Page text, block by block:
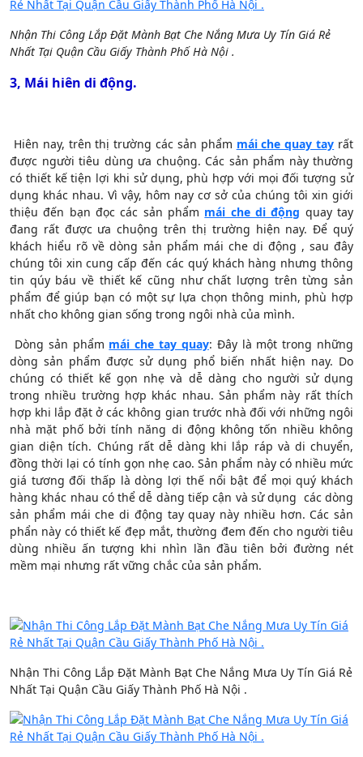
Nhận Thi Công Lắp Đặt Mành Bạt Che Nắng Mưa Uy Tín Giá Rẻ
Nhất Tại Quận Cầu Giấy Thành Phố Hà Nội .
3, Mái hiên di động.
Hiên nay, trên thị trường các sản phẩm mái che quay tay rất
được người tiêu dùng ưa chuộng. Các sản phẩm này thường
có thiết kế tiện lợi khi sử dụng, phù hợp với mọi đối tượng sử
dụng khác nhau. Vì vậy, hôm nay cơ sở của chúng tôi xin giới
thiệu đến bạn đọc các sản phẩm mái che di động quay tay
đang rất được ưa chuộng trên thị trường hiện nay. Để quý
khách hiểu rõ về dòng sản phẩm mái che di động , sau đây
chúng tôi xin cung cấp đến các quý khách hàng nhưng thông
tin qúy báu về thiết kế cũng như chất lượng trên từng sản
phẩm để giúp bạn có một sự lựa chọn thông minh, phù hợp
nhất cho không gian sống trong ngôi nhà của mình.
Dòng sản phẩm mái che tay quay: Đây là một trong những
dòng sản phẩm được sử dụng phổ biến nhất hiện nay. Do
chúng có thiết kế gọn nhẹ và dễ dàng cho người sử dụng
trong nhiều trường hợp khác nhau. Sản phẩm này rất thích
hợp khi lắp đặt ở các không gian trước nhà đối với những ngôi
nhà mặt phố bởi tính năng di động không tốn nhiều không
gian diện tích. Chúng rất dễ dàng khi lắp ráp và di chuyển,
đồng thời lại có tính gọn nhẹ cao. Sản phẩm này có nhiều mức
giá tương đối thấp là dòng lợi thế nổi bật để mọi quý khách
hàng khác nhau có thể dễ dàng tiếp cận và sử dụng các dòng
sản phẩm mái che di động tay quay này nhiều hơn. Các sản
phẩn này có thiết kế đẹp mắt, thường đem đến cho người tiêu
dùng nhiều ấn tượng khi nhìn lần đầu tiên bởi đường nét
mềm mại nhưng rất vững chắc của sản phẩm.
Nhận Thi Công Lắp Đặt Mành Bạt Che Nắng Mưa Uy Tín Giá Rẻ
Nhất Tại Quận Cầu Giấy Thành Phố Hà Nội .